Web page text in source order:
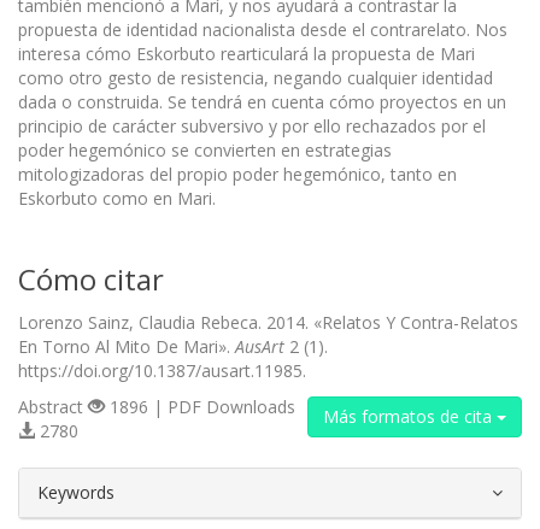
también mencionó a Marí, y nos ayudará a contrastar la
propuesta de identidad nacionalista desde el contrarelato. Nos
interesa cómo Eskorbuto rearticulará la propuesta de Mari
como otro gesto de resistencia, negando cualquier identidad
dada o construida. Se tendrá en cuenta cómo proyectos en un
principio de carácter subversivo y por ello rechazados por el
poder hegemónico se convierten en estrategias
mitologizadoras del propio poder hegemónico, tanto en
Eskorbuto como en Mari.
Cómo citar
Lorenzo Sainz, Claudia Rebeca. 2014. «Relatos Y Contra-Relatos
En Torno Al Mito De Mari». AusArt 2 (1).
https://doi.org/10.1387/ausart.11985.
Más formatos de cita
Abstract
1896 | PDF Downloads
2780
Keywords